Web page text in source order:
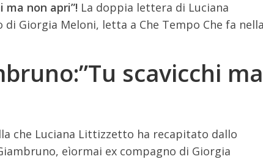
ma non apri”! La doppia lettera di Luciana
Giorgia Meloni, letta a Che Tempo Che fa nella
scavicchi ma
che Luciana Littizzetto ha recapitato dallo
eìormai ex compagno di Giorgia